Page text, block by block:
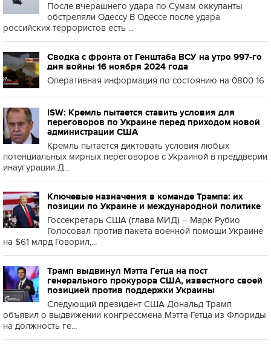
После вчерашнего удара по Сумам оккупанты
обстреляли Одессу В Одессе после удара
российских террористов есть ...
Сводка с фронта от Генштаба ВСУ на утро 997-го
дня войны 16 ноября 2024 года
Оперативная информация по состоянию на 0800 16
ISW: Кремль пытается ставить условия для
переговоров по Украине перед приходом новой
администрации США
Кремль пытается диктовать условия любых
потенциальных мирных переговоров с Украиной в преддверии
инаугурации Д...
Ключевые назначения в команде Трампа: их
позиции по Украине и международной политике
Госсекретарь США (глава МИД) – Марк Рубио
Голосовал против пакета военной помощи Украине
на $61 млрд Говорил,...
Трамп выдвинул Мэтта Гетца на пост
генерального прокурора США, известного своей
позицией против поддержки Украины
Следующий президент США Дональд Трамп
объявил о выдвижении конгрессмена Мэтта Гетца из Флориды
на должность ге...